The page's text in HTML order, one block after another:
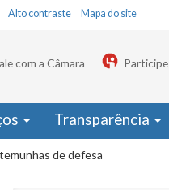
Alto contraste Mapa do site
com a Câmara Participe
Transparência
de defesa